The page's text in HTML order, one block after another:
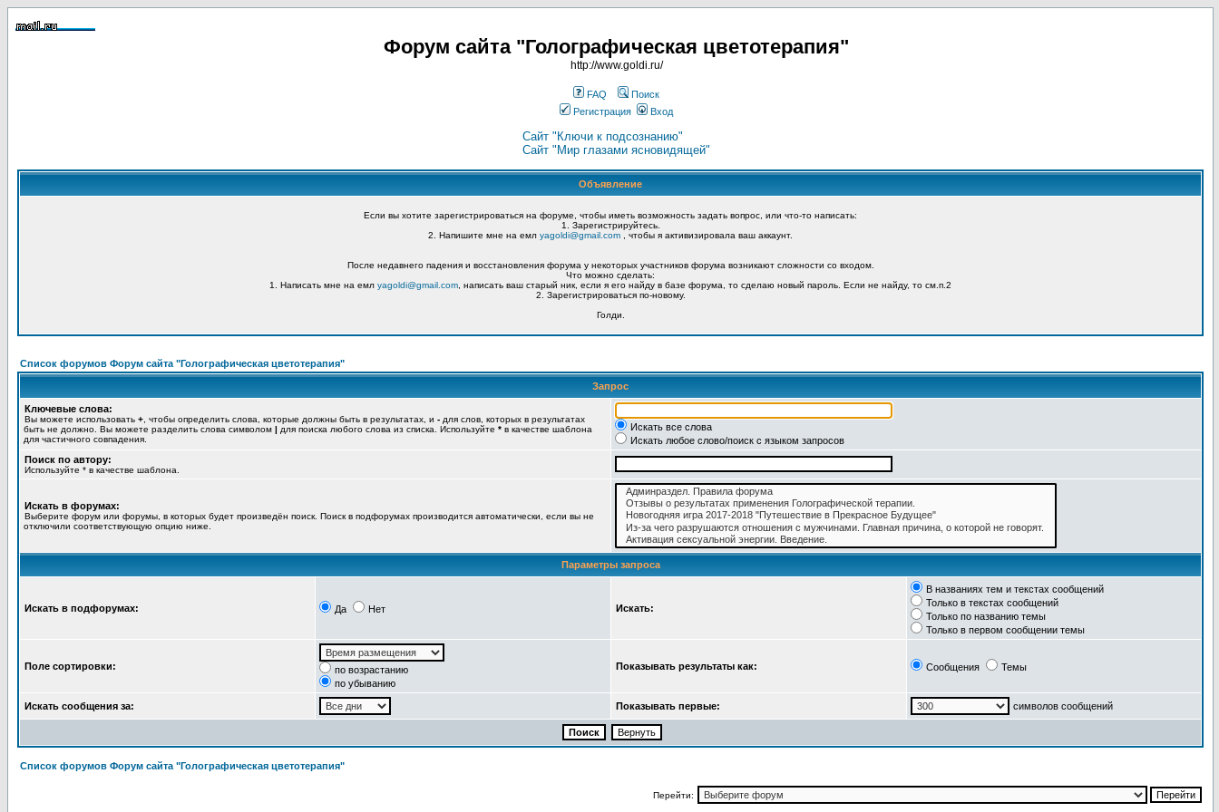
Форум сайта "Голографическая цветотерапия"
http://www.goldi.ru/
FAQ
Поиск
Регистрация
Вход
Сайт "Ключи к подсознанию"
Сайт "Мир глазами ясновидящей"
Объявление
Если вы хотите зарегистрироваться на форуме, чтобы иметь возможность задать вопрос, или что-то написать:
1. Зарегистрируйтесь.
2. Напишите мне на емл yagoldi@gmail.com , чтобы я активизировала ваш аккаунт.
После недавнего падения и восстановления форума у некоторых участников форума возникают сложности со входом.
Что можно сделать:
1. Написать мне на емл yagoldi@gmail.com , написать ваш старый ник, если я его найду в базе форума, то сделаю новый пароль. Если не найду, то см.п.2
2. Зарегистрироваться по-новому.
Голди.
Список форумов Форум сайта "Голографическая цветотерапия"
Запрос
Ключевые слова:
Вы можете использовать + , чтобы определить слова, которые должны быть в результатах, и - для слов, которых в результатах
быть не должно. Вы можете разделить слова символом | для поиска любого слова из списка. Используйте * в качестве шаблона
для частичного совпадения.
Искать все слова
Искать любое слово/поиск с языком запросов
Поиск по автору:
Используйте * в качестве шаблона.
Искать в форумах:
Выберите форум или форумы, в которых будет произведён поиск. Поиск в подфорумах производится автоматически, если вы не
отключили соответствующую опцию ниже.
Параметры запроса
Искать в подфорумах: Да Нет Искать:
В названиях тем и текстах сообщений
Только в текстах сообщений
Только по названию темы
Только в первом сообщении темы
Поле сортировки:
по возрастанию
по убыванию
Показывать результаты как: Сообщения Темы
Искать сообщения за: Показывать первые: символов сообщений
Список форумов Форум сайта "Голографическая цветотерапия"
Перейти: